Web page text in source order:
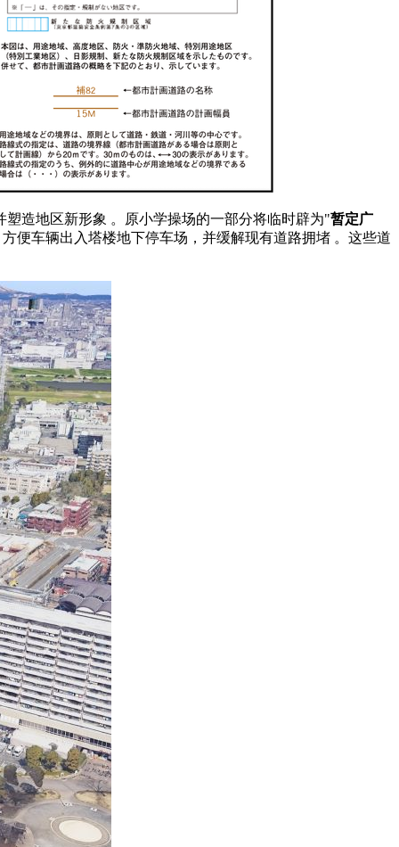
造地区新形象 。原小学操场的一部分将临时辟为"暂定广
便车辆出入塔楼地下停车场，并缓解现有道路拥堵 。这些道